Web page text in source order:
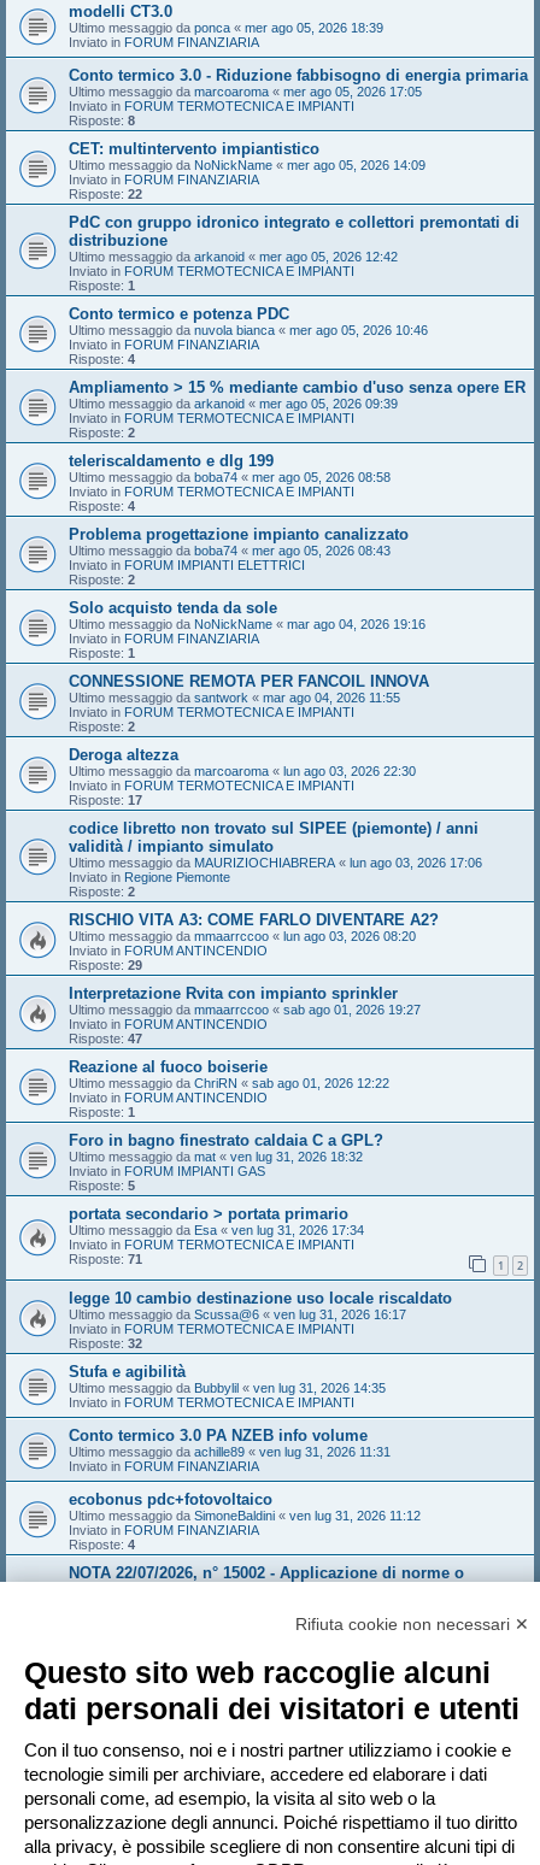
modelli CT3.0
Ultimo messaggio da ponca « mer ago 05, 2026 18:39
Inviato in FORUM FINANZIARIA
Conto termico 3.0 - Riduzione fabbisogno di energia primaria
Ultimo messaggio da marcoaroma « mer ago 05, 2026 17:05
Inviato in FORUM TERMOTECNICA E IMPIANTI
Risposte: 8
CET: multintervento impiantistico
Ultimo messaggio da NoNickName « mer ago 05, 2026 14:09
Inviato in FORUM FINANZIARIA
Risposte: 22
PdC con gruppo idronico integrato e collettori premontati di
distribuzione
Ultimo messaggio da arkanoid « mer ago 05, 2026 12:42
Inviato in FORUM TERMOTECNICA E IMPIANTI
Risposte: 1
Conto termico e potenza PDC
Ultimo messaggio da nuvola bianca « mer ago 05, 2026 10:46
Inviato in FORUM FINANZIARIA
Risposte: 4
Ampliamento > 15 % mediante cambio d'uso senza opere ER
Ultimo messaggio da arkanoid « mer ago 05, 2026 09:39
Inviato in FORUM TERMOTECNICA E IMPIANTI
Risposte: 2
teleriscaldamento e dlg 199
Ultimo messaggio da boba74 « mer ago 05, 2026 08:58
Inviato in FORUM TERMOTECNICA E IMPIANTI
Risposte: 4
Problema progettazione impianto canalizzato
Ultimo messaggio da boba74 « mer ago 05, 2026 08:43
Inviato in FORUM IMPIANTI ELETTRICI
Risposte: 2
Solo acquisto tenda da sole
Ultimo messaggio da NoNickName « mar ago 04, 2026 19:16
Inviato in FORUM FINANZIARIA
Risposte: 1
CONNESSIONE REMOTA PER FANCOIL INNOVA
Ultimo messaggio da santwork « mar ago 04, 2026 11:55
Inviato in FORUM TERMOTECNICA E IMPIANTI
Risposte: 2
Deroga altezza
Ultimo messaggio da marcoaroma « lun ago 03, 2026 22:30
Inviato in FORUM TERMOTECNICA E IMPIANTI
Risposte: 17
codice libretto non trovato sul SIPEE (piemonte) / anni
validità / impianto simulato
Ultimo messaggio da MAURIZIOCHIABRERA « lun ago 03, 2026 17:06
Inviato in Regione Piemonte
Risposte: 2
RISCHIO VITA A3: COME FARLO DIVENTARE A2?
Ultimo messaggio da mmaarrccoo « lun ago 03, 2026 08:20
Inviato in FORUM ANTINCENDIO
Risposte: 29
Interpretazione Rvita con impianto sprinkler
Ultimo messaggio da mmaarrccoo « sab ago 01, 2026 19:27
Inviato in FORUM ANTINCENDIO
Risposte: 47
Reazione al fuoco boiserie
Ultimo messaggio da ChriRN « sab ago 01, 2026 12:22
Inviato in FORUM ANTINCENDIO
Risposte: 1
Foro in bagno finestrato caldaia C a GPL?
Ultimo messaggio da mat « ven lug 31, 2026 18:32
Inviato in FORUM IMPIANTI GAS
Risposte: 5
portata secondario > portata primario
Ultimo messaggio da Esa « ven lug 31, 2026 17:34
Inviato in FORUM TERMOTECNICA E IMPIANTI
Risposte: 71 1 2
legge 10 cambio destinazione uso locale riscaldato
Ultimo messaggio da Scussa@6 « ven lug 31, 2026 16:17
Inviato in FORUM TERMOTECNICA E IMPIANTI
Risposte: 32
Stufa e agibilità
Ultimo messaggio da Bubbylil « ven lug 31, 2026 14:35
Inviato in FORUM TERMOTECNICA E IMPIANTI
Conto termico 3.0 PA NZEB info volume
Ultimo messaggio da achille89 « ven lug 31, 2026 11:31
Inviato in FORUM FINANZIARIA
ecobonus pdc+fotovoltaico
Ultimo messaggio da SimoneBaldini « ven lug 31, 2026 11:12
Inviato in FORUM FINANZIARIA
Risposte: 4
NOTA 22/07/2026, n° 15002 - Applicazione di norme o
gio lug 30, 2026 22:34
GRUPPO ELETTROGENO
Ultimo messaggio daweareblind« gio lug 30, 2026 20:40
Inviato in FORUM ANTINCENDIO
Risposte:
Revamping e nuove Linee Guida FV 2025
Ultimo messaggio daweareblind«gio lug 30, 2026 20:39
Inviato in
FORUM ANTINCENDIO
Risposte:3
La ricerca ha trovato 36 risultati • Pagina
Rifiuta cookie non necessari ✕
Questo sito web raccoglie alcuni
dati personali dei visitatori e utenti
Con il tuo consenso, noi e i nostri partner utilizziamo i cookie e
tecnologie simili per archiviare, accedere ed elaborare i dati
personali come, ad esempio, la visita al sito web o la
personalizzazione degli annunci. Poiché rispettiamo il tuo diritto
alla privacy, è possibile scegliere di non consentire alcuni tipi di